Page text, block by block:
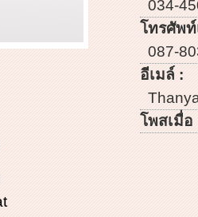
034-
โทรศัพ
087-
อีเมล์ :
โพสเมื่อ